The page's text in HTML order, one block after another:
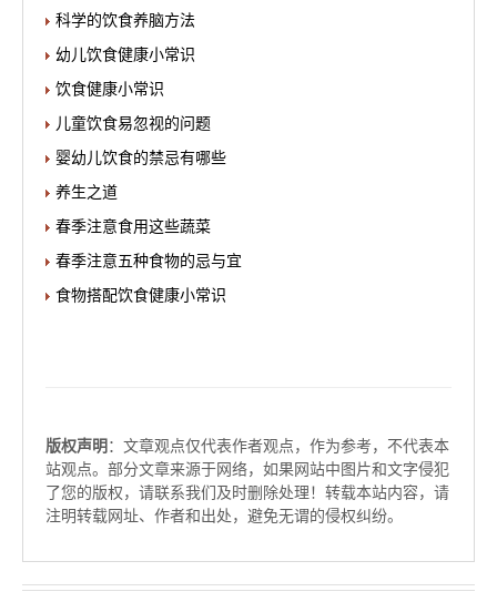
科学的饮食养脑方法
幼儿饮食健康小常识
饮食健康小常识
儿童饮食易忽视的问题
婴幼儿饮食的禁忌有哪些
养生之道
春季注意食用这些蔬菜
春季注意五种食物的忌与宜
食物搭配饮食健康小常识
版权声明 ：文章观点仅代表作者观点，作为参考，不代表本
站观点。部分文章来源于网络，如果网站中图片和文字侵犯
了您的版权，请联系我们及时删除处理！转载本站内容，请
注明转载网址、作者和出处，避免无谓的侵权纠纷。